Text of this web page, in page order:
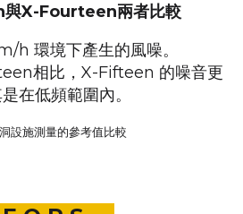
X-Fourteen兩者比較
h 環境下產生的風噪。
相比，X-Fifteen 的噪音更
在低頻範圍內。
設施測量的參考值比較